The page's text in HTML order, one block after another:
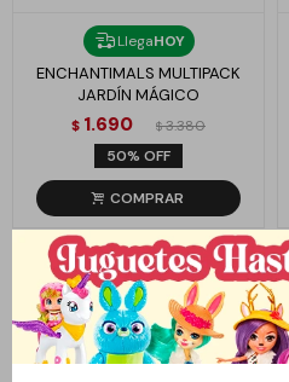
LlegaHOY
ENCHANTIMALS MULTIPACK
JARDÍN MÁGICO
$ 1.690 $ 3.380
50